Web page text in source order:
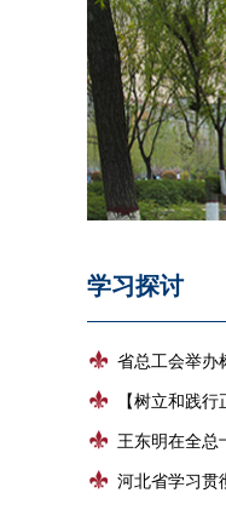
学习探讨
省总工会举办
【树立和践
王东明在全总十八届六次主席
河北省学习贯彻庆祝